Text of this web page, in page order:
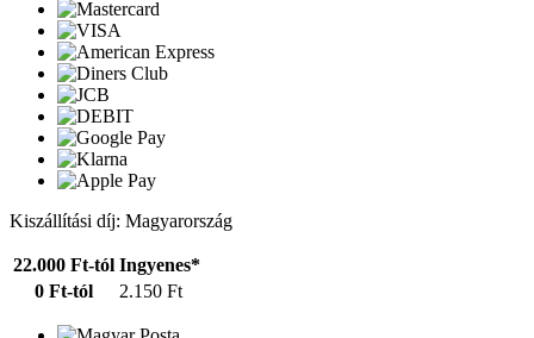
Kiszállítási díj: Magyarország
22.000 Ft-tól Ingyenes*
0 Ft-tól
2.150 Ft